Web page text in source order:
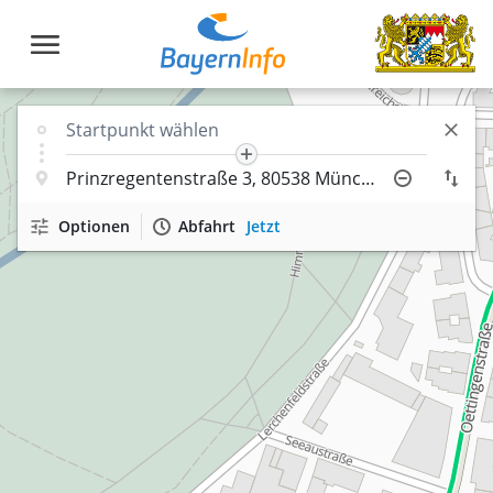
Optionen Abfahrt Jetzt